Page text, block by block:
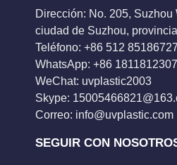
Dirección: No. 205, Suzhou
ciudad de Suzhou,
Teléfono: +86 512 85186727
WhatsApp: +86
WeChat: uvplastic2003
Skype:
Correo: info@uvplastic.com
SEGUIR CON